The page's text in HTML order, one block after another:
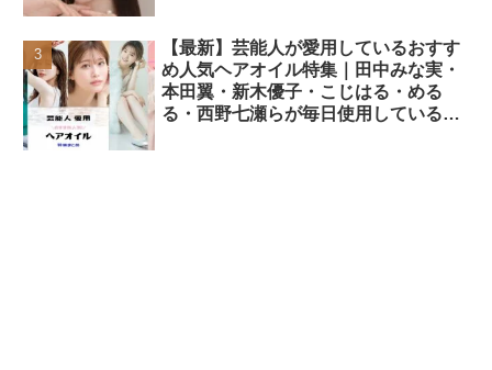
【最新】芸能人が愛用しているおすす
め人気ヘアオイル特集｜田中みな実・
本田翼・新木優子・こじはる・める
る・西野七瀬らが毎日使用しているヘ